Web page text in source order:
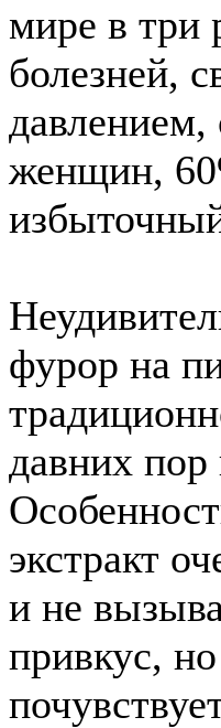
мире в три
болезней,
женщин,
фурор на
давних пор
экстракт
и не
привкус,